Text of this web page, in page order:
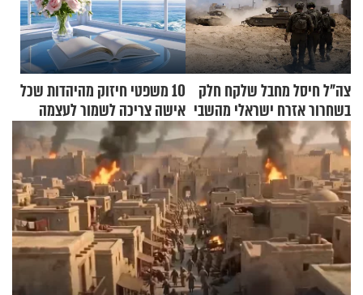
צה"ל חיסל מחבל שלקח חלק
בשחרור אזרח ישראלי מהשבי
10 משפטי חיזוק מהיהדות שכל
אישה צריכה לשמור לעצמה